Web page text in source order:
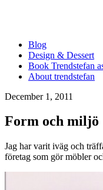
Blog
Design & Dessert
Book Trendstefan
About trendstefan
December 1, 2011
Form och miljö
Jag har varit iväg och
företag som gör möbler